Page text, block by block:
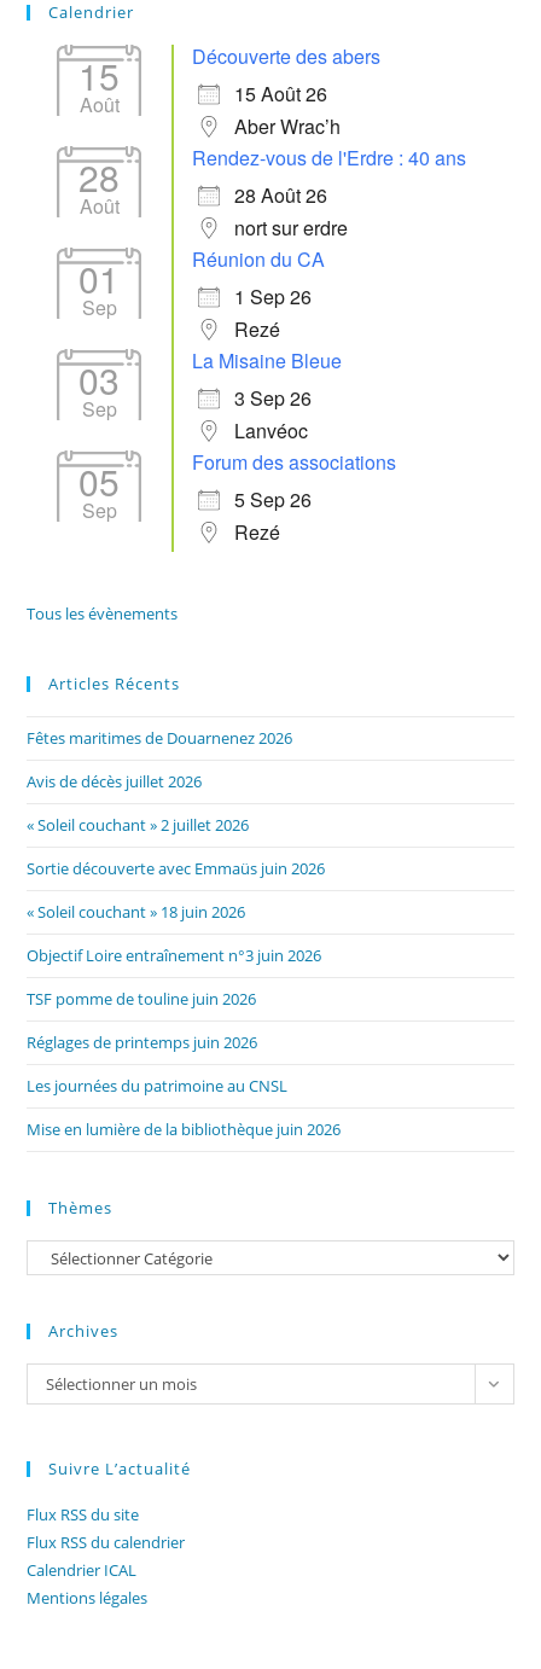
Calendrier
15
Août
Découverte des abers
15 Août 26
Aber Wrac’h
28
Août
Rendez-vous de l'Erdre : 40 ans
28 Août 26
nort sur erdre
01
Sep
Réunion du CA
1 Sep 26
Rezé
03
Sep
La Misaine Bleue
3 Sep 26
Lanvéoc
05
Sep
Forum des associations
5 Sep 26
Rezé
Tous les évènements
Articles Récents
Fêtes maritimes de Douarnenez 2026
Avis de décès juillet 2026
« Soleil couchant » 2 juillet 2026
Sortie découverte avec Emmaüs juin 2026
« Soleil couchant » 18 juin 2026
Objectif Loire entraînement n°3 juin 2026
TSF pomme de touline juin 2026
Réglages de printemps juin 2026
Les journées du patrimoine au CNSL
Mise en lumière de la bibliothèque juin 2026
Thèmes
Catégories
Archives
Archives
Sélectionner un mois
Suivre L’actualité
Flux RSS du site
Flux RSS du calendrier
Calendrier ICAL
Mentions légales